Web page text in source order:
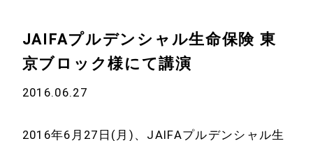
代表プロフィール
サービス
経営理念
会社概要
JAIFAプルデンシャル生命保険 東
京ブロック様にて講演
2016.06.27
2016年6月27日(月)、JAIFAプルデンシャル生